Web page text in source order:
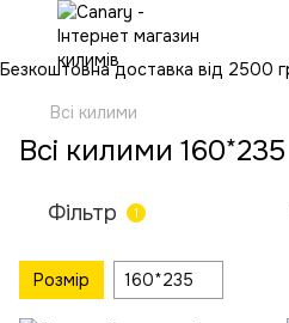
Безкоштовна доставка від 2500
Всі килими
Всі килими 160*235
Фільтр 1
Розмір 160*235